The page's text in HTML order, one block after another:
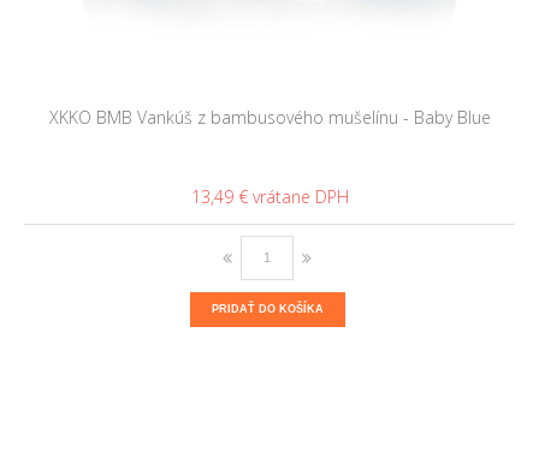
XKKO BMB Vankúš z bambusového mušelínu - Baby Blue
13,49 €
PRIDAŤ DO KOŠÍKA